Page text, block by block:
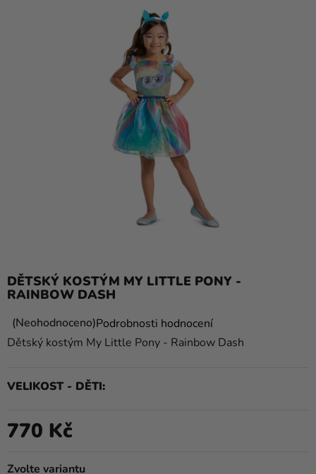
Dárky
a
Svátky
potřeby
produkty
DĚTSKÝ KOSTÝM MY LITTLE PONY -
RAINBOW DASH
Průměrné
hodnocení
0,0
5
hvězdiček.
NeohodnocenoPodrobnosti hodnocení
Dětský kostým My Little Pony - Rainbow Dash
VELIKOST - DĚTI
Zvolte variantu
770 Kč